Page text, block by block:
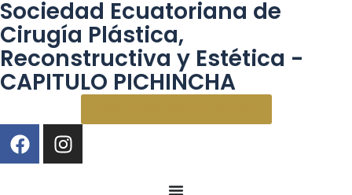
Sociedad Ecuatoriana de
Cirugía Plástica,
Reconstructiva y Estética -
CAPITULO PICHINCHA